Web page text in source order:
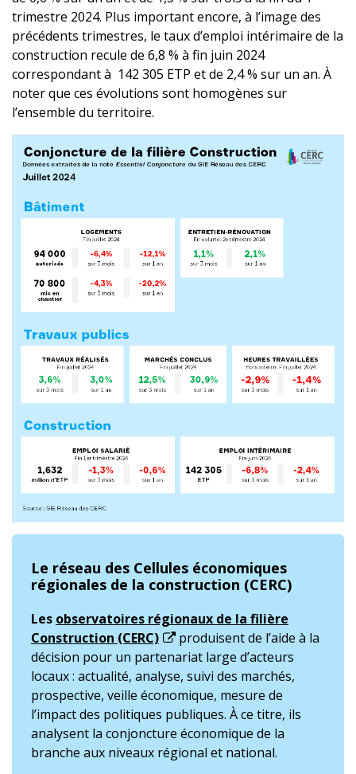
trimestre 2024. Plus important encore, à l’image des
précédents trimestres, le taux d’emploi intérimaire de la
construction recule de 6,8 % à fin juin 2024
correspondant à 142 305 ETP et de 2,4 % sur un an. À
noter que ces évolutions sont homogènes sur
l’ensemble du territoire.
Le réseau des Cellules économiques
régionales de la construction (CERC)
Les observatoires régionaux de la filière
Construction (CERC)
produisent de l’aide à la
décision pour un partenariat large d’acteurs
locaux : actualité, analyse, suivi des marchés,
prospective, veille économique, mesure de
l’impact des politiques publiques. À ce titre, ils
analysent la conjoncture économique de la
branche aux niveaux régional et national.